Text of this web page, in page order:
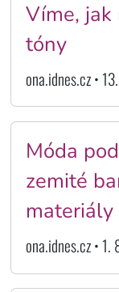
Víme, jak
tóny
ona.idnes.cz •
Móda
zemité
materiály
ona.idnes.cz •